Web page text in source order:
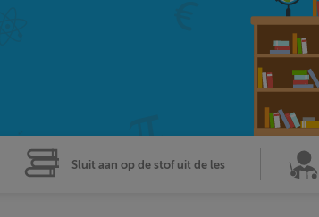
Sluit aan op de stof uit de les